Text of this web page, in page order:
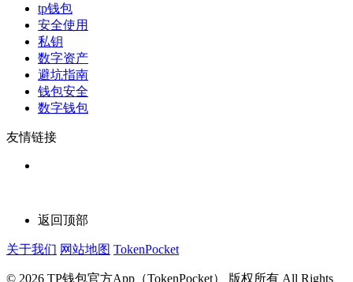
tp钱包
安全使用
私钥
数字资产
避坑指南
钱包安全
数字钱包
友情链接
返回顶部
关于我们 网站地图 TokenPocket
© 2026 TP钱包官方App（TokenPocket） 版权所有 All Rights